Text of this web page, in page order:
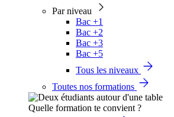
Par niveau
Bac +1
Bac +2
Bac +3
Bac +5
Tous les niveaux
Toutes nos formations
Quelle formation te convient ?